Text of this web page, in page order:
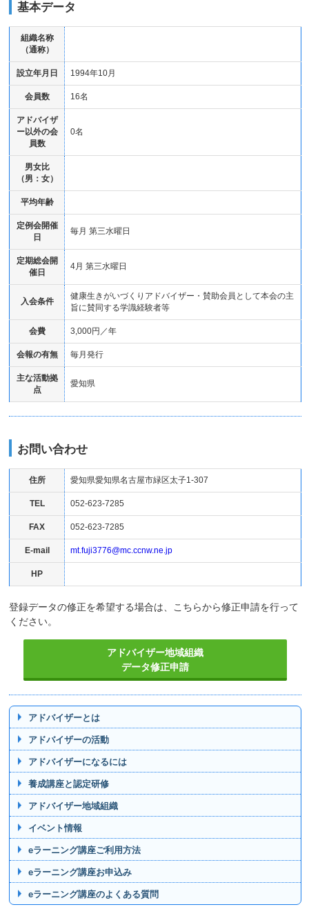
基本データ
組織名称
（通称）
設立年月日 1994年10月
会員数 16名
アドバイザ
ー以外の会
員数
0名
男女比
（男：女）
平均年齢
定例会開催
日
毎月 第三水曜日
定期総会開
催日
4月 第三水曜日
入会条件
健康生きがいづくりアドバイザー・賛助会員として本会の主
旨に賛同する学識経験者等
会費 3,000円／年
会報の有無 毎月発行
主な活動拠
点
愛知県
お問い合わせ
住所 愛知県愛知県名古屋市緑区太子1-307
TEL 052-623-7285
FAX 052-623-7285
E-mail mt.fuji3776@mc.ccnw.ne.jp
HP
登録データの修正を希望する場合は、こちらから修正申請を行って
ください。
アドバイザー地域組織
データ修正申請
アドバイザーとは
アドバイザーの活動
アドバイザーになるには
養成講座と認定研修
アドバイザー地域組織
イベント情報
eラーニング講座ご利用方法
eラーニング講座お申込み
eラーニング講座のよくある質問